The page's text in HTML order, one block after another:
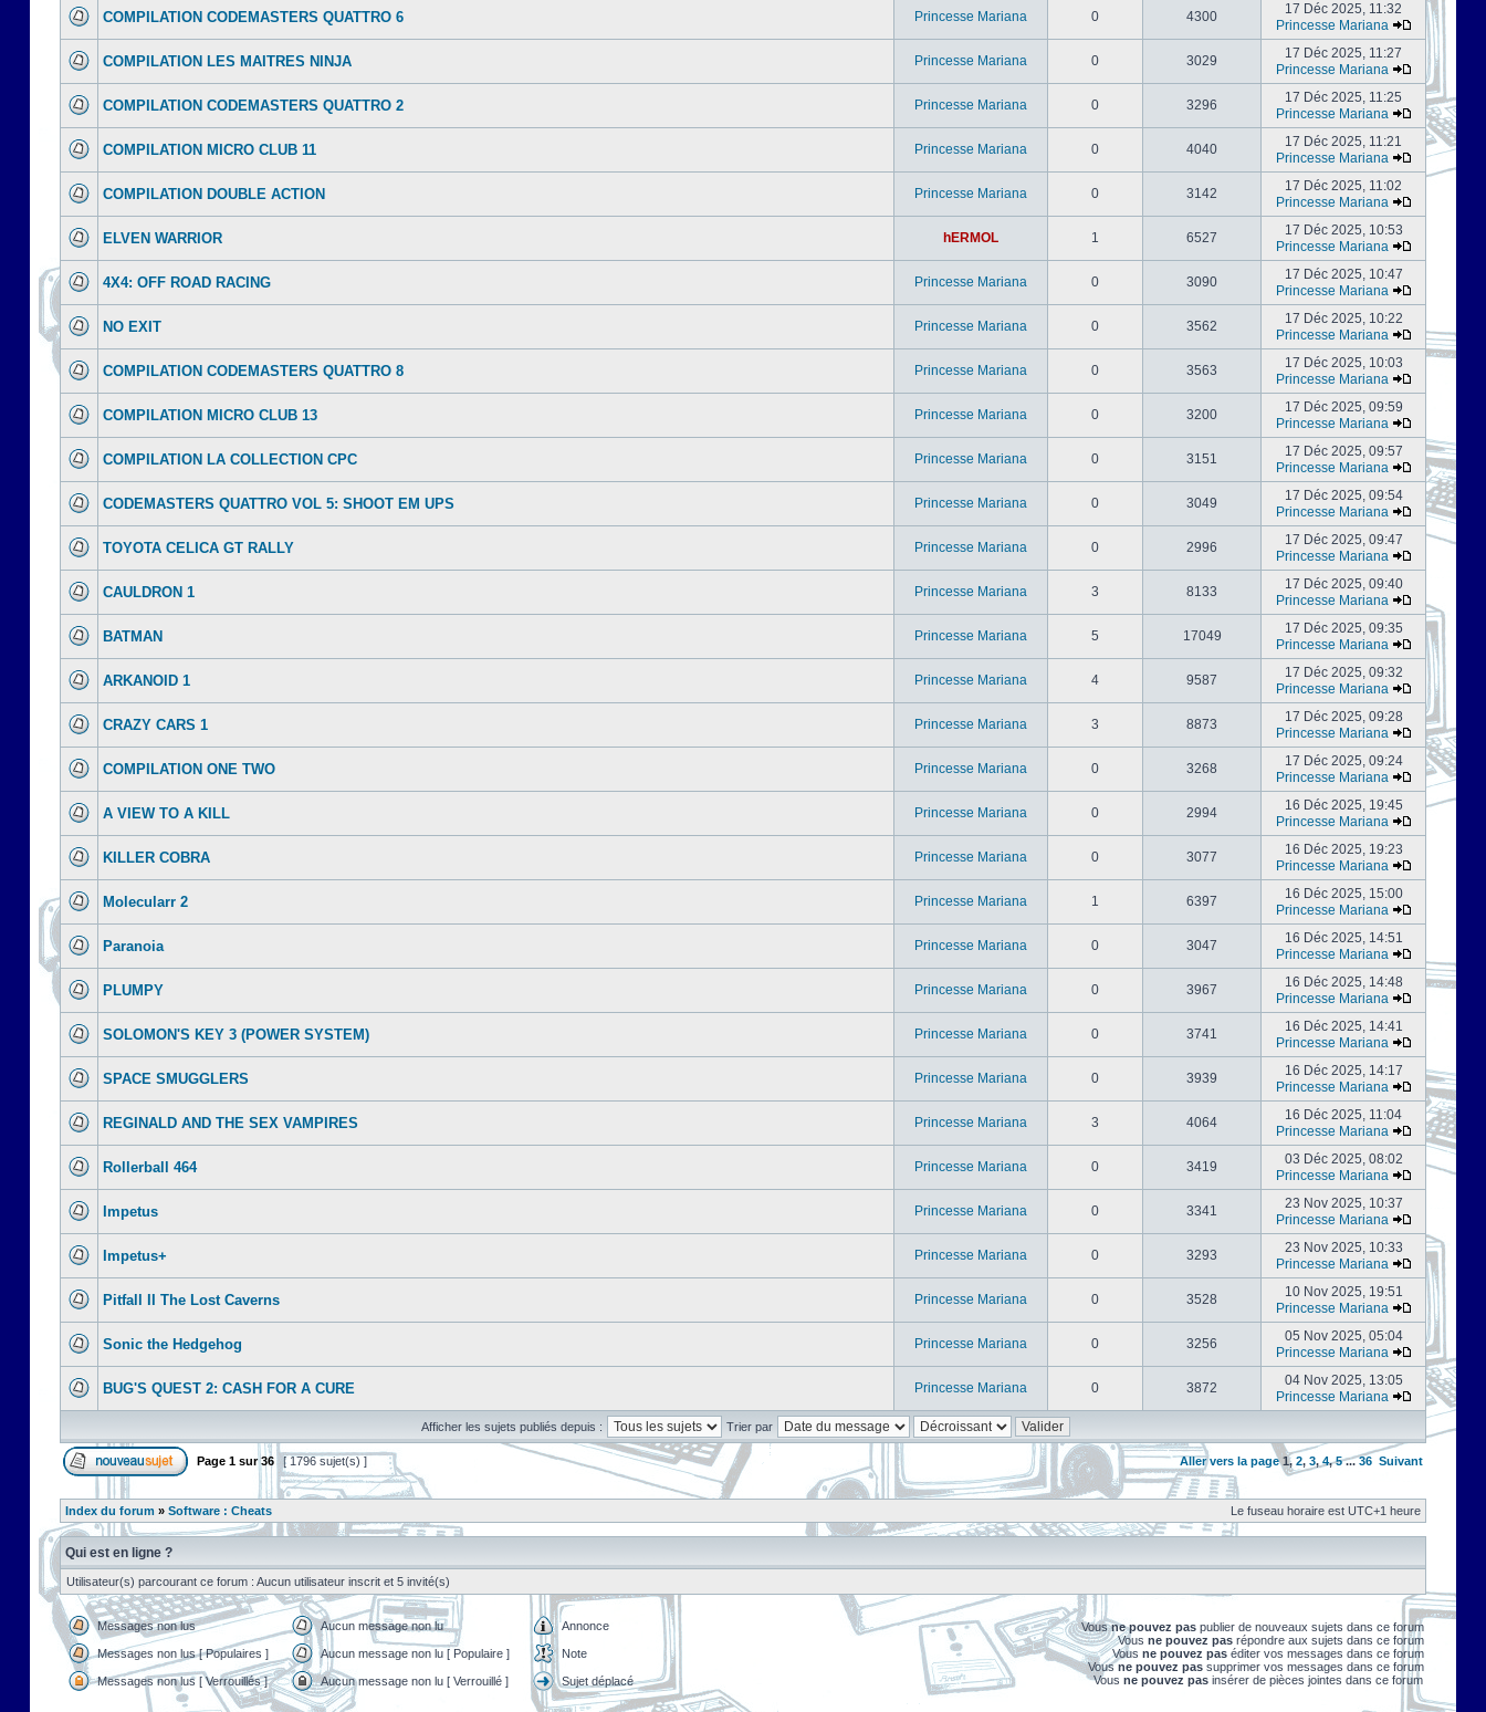
COMPILATION CODEMASTERS QUATTRO 6 Princesse Mariana 0 4300
17 Déc 2025, 11:32
Princesse Mariana
COMPILATION LES MAITRES NINJA Princesse Mariana 0 3029
17 Déc 2025, 11:27
Princesse Mariana
COMPILATION CODEMASTERS QUATTRO 2 Princesse Mariana 0 3296
17 Déc 2025, 11:25
Princesse Mariana
COMPILATION MICRO CLUB 11 Princesse Mariana 0 4040
17 Déc 2025, 11:21
Princesse Mariana
COMPILATION DOUBLE ACTION Princesse Mariana 0 3142
17 Déc 2025, 11:02
Princesse Mariana
ELVEN WARRIOR hERMOL 1 6527
17 Déc 2025, 10:53
Princesse Mariana
4X4: OFF ROAD RACING Princesse Mariana 0 3090
17 Déc 2025, 10:47
Princesse Mariana
NO EXIT Princesse Mariana 0 3562
17 Déc 2025, 10:22
Princesse Mariana
COMPILATION CODEMASTERS QUATTRO 8 Princesse Mariana 0 3563
17 Déc 2025, 10:03
Princesse Mariana
COMPILATION MICRO CLUB 13 Princesse Mariana 0 3200
17 Déc 2025, 09:59
Princesse Mariana
COMPILATION LA COLLECTION CPC Princesse Mariana 0 3151
17 Déc 2025, 09:57
Princesse Mariana
CODEMASTERS QUATTRO VOL 5: SHOOT EM UPS Princesse Mariana 0 3049
17 Déc 2025, 09:54
Princesse Mariana
TOYOTA CELICA GT RALLY Princesse Mariana 0 2996
17 Déc 2025, 09:47
Princesse Mariana
CAULDRON 1 Princesse Mariana 3 8133
17 Déc 2025, 09:40
Princesse Mariana
BATMAN Princesse Mariana 5 17049
17 Déc 2025, 09:35
Princesse Mariana
ARKANOID 1 Princesse Mariana 4 9587
17 Déc 2025, 09:32
Princesse Mariana
CRAZY CARS 1 Princesse Mariana 3 8873
17 Déc 2025, 09:28
Princesse Mariana
COMPILATION ONE TWO Princesse Mariana 0 3268
17 Déc 2025, 09:24
Princesse Mariana
A VIEW TO A KILL Princesse Mariana 0 2994
16 Déc 2025, 19:45
Princesse Mariana
KILLER COBRA Princesse Mariana 0 3077
16 Déc 2025, 19:23
Princesse Mariana
Molecularr 2 Princesse Mariana 1 6397
16 Déc 2025, 15:00
Princesse Mariana
Paranoia Princesse Mariana 0 3047
16 Déc 2025, 14:51
Princesse Mariana
PLUMPY Princesse Mariana 0 3967
16 Déc 2025, 14:48
Princesse Mariana
SOLOMON'S KEY 3 (POWER SYSTEM) Princesse Mariana 0 3741
16 Déc 2025, 14:41
Princesse Mariana
SPACE SMUGGLERS Princesse Mariana 0 3939
16 Déc 2025, 14:17
Princesse Mariana
REGINALD AND THE SEX VAMPIRES Princesse Mariana 3 4064
16 Déc 2025, 11:04
Princesse Mariana
Rollerball 464 Princesse Mariana 0 3419
03 Déc 2025, 08:02
Princesse Mariana
Impetus Princesse Mariana 0 3341
23 Nov 2025, 10:37
Princesse Mariana
Impetus+ Princesse Mariana 0 3293
23 Nov 2025, 10:33
Princesse Mariana
Pitfall II The Lost Caverns Princesse Mariana 0 3528
10 Nov 2025, 19:51
Princesse Mariana
Sonic the Hedgehog Princesse Mariana 0 3256
05 Nov 2025, 05:04
Princesse Mariana
BUG'S QUEST 2: CASH FOR A CURE Princesse Mariana 0 3872
04 Nov 2025, 13:05
Princesse Mariana
Afficher les sujets publiés depuis : Trier par
Page 1 sur36 [ 1796 sujet(s) ] Aller vers la page1, 2, 3, 4,5...36 Suivant
Index du forum » Software : Cheats Le fuseau horaire est UTC+1 heure
Qui est en ligne ?
Utilisateur(s) parcourant ce forum : Aucun utilisateur inscrit et 5 invité(s)
Messages non lus Aucun message non lu Annonce
Messages non lus [ Populaires ] Aucun message non lu [ Populaire ] Note
Messages non lus [ Verrouillés ] Aucun message non lu [ Verrouillé ] Sujet déplacé
Vousne pouvez pas publier de nouveaux sujets dans ce forum
Vous ne pouvez pas répondre aux sujets dans ce forum
Vous ne pouvez pas éditer vos messages dans ce forum
Vousne pouvez pas supprimer vos messages dans ce forum
Vous ne pouvez pas insérer de pièces jointes dans ce forum